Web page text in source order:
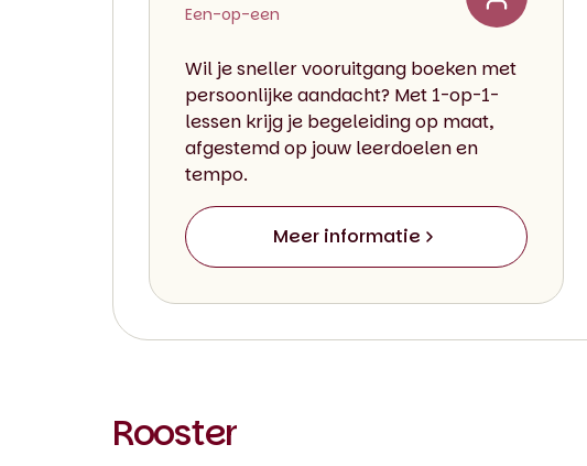
Een-op-een
Wil je sneller vooruitgang boeken met
persoonlijke aandacht? Met 1-op-1-
lessen krijg je begeleiding op maat,
afgestemd op jouw leerdoelen en
tempo.
Meer informatie
Rooster